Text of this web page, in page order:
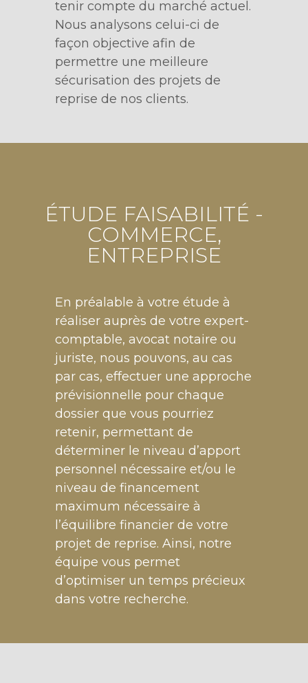
tenir compte du marché actuel.
Nous analysons celui-ci de
façon objective afin de
permettre une meilleure
sécurisation des projets de
reprise de nos clients.
ÉTUDE FAISABILITÉ -
COMMERCE,
ENTREPRISE
En préalable à votre étude à
réaliser auprès de votre expert-
comptable, avocat notaire ou
juriste, nous pouvons, au cas
par cas, effectuer une approche
prévisionnelle pour chaque
dossier que vous pourriez
retenir, permettant de
déterminer le niveau d’apport
personnel nécessaire et/ou le
niveau de financement
maximum nécessaire à
l’équilibre financier de votre
projet de reprise. Ainsi, notre
équipe vous permet
d’optimiser un temps précieux
dans votre recherche.